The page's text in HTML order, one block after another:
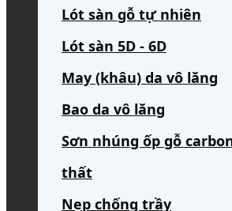
Lót sàn gỗ tự nhiên
Lót sàn 5D - 6D
May (khâu) da vô lăng
Bao da vô lăng
Sơn nhúng ốp gỗ
thất
Nẹp chống trầy